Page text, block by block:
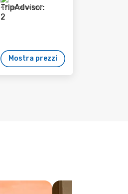
471 recensioni
Mostra prezzi